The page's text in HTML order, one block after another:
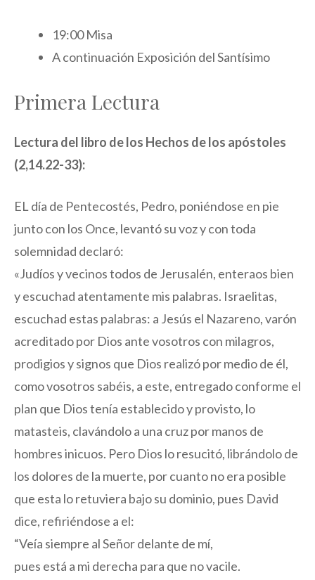
19:00 Misa
A continuación Exposición del Santísimo
Primera Lectura
Lectura del libro de los Hechos de los apóstoles
(2,14.22-33):
EL día de Pentecostés, Pedro, poniéndose en pie
junto con los Once, levantó su voz y con toda
solemnidad declaró:
«Judíos y vecinos todos de Jerusalén, enteraos bien
y escuchad atentamente mis palabras. Israelitas,
escuchad estas palabras: a Jesús el Nazareno, varón
acreditado por Dios ante vosotros con milagros,
prodigios y signos que Dios realizó por medio de él,
como vosotros sabéis, a este, entregado conforme el
plan que Dios tenía establecido y provisto, lo
matasteis, clavándolo a una cruz por manos de
hombres inicuos. Pero Dios lo resucitó, librándolo de
los dolores de la muerte, por cuanto no era posible
que esta lo retuviera bajo su dominio, pues David
dice, refiriéndose a el:
“Veía siempre al Señor delante de mí,
pues está a mi derecha para que no vacile.